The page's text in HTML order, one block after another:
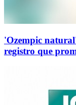
'Ozempic
registro que